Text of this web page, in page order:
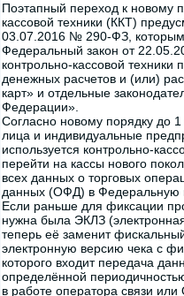
Поэтапный переход к новому
кассовой техники (ККТ)
03.07.2016 № 290-ФЗ,
Федеральный закон от
контрольно-кассовой
денежных расчетов и (или)
карт» и отдельные
Федерации».
Согласно новому порядку до
лица и индивидуальные
используется контрольно-
перейти на кассы нового
всех данных о торговых
данных (ОФД) в Федеральную
Если раньше для фиксации
нужна была ЭКЛЗ
теперь её заменит
электронную версию чека с
которого входит передача
определённой
в работе оператора связи